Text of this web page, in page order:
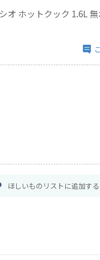
オ ホットクック 1.6L
ほしいものリストに追加する